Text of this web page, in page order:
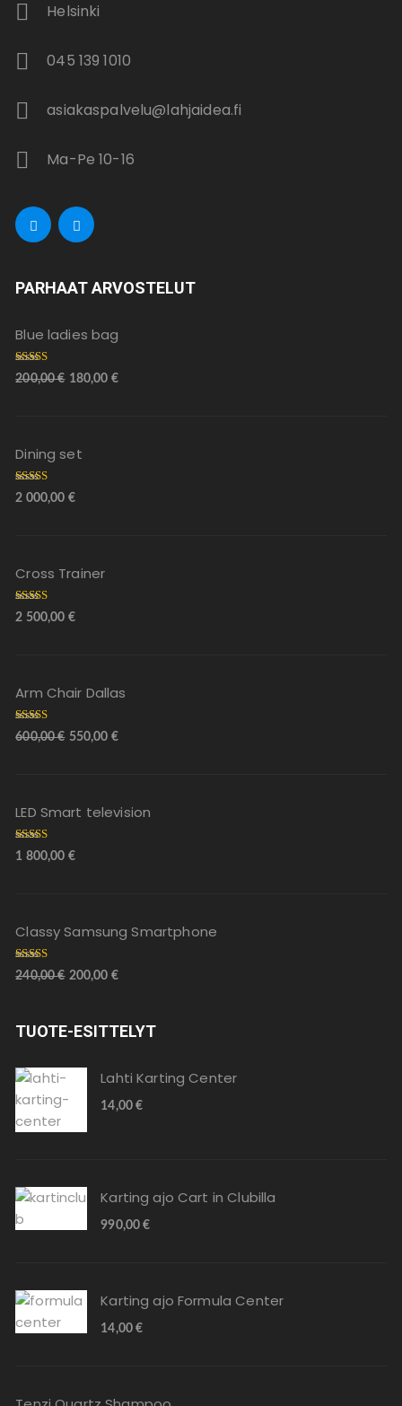
Helsinki
045 139 1010
asiakaspalvelu@lahjaidea.fi
Ma-Pe 10-16
PARHAAT ARVOSTELUT
Blue ladies bag
Arvostelu
tuotteesta:
200,00€ 180,00 €
Dining set
Arvostelu
tuotteesta:
2 000,00 €
Cross Trainer
Arvostelu
tuotteesta:
2 500,00 €
Arm Chair Dallas
Arvostelu
tuotteesta:
600,00€ 550,00 €
LED Smart television
Arvostelu
tuotteesta:
1 800,00 €
Classy Samsung Smartphone
Arvostelu
tuotteesta
240,00€ 200,00 €
TUOTE-ESITTELYT
Lahti Karting Center
14,00€
Karting ajo Cart in Clubilla
990,00€
Karting ajo Formula Center
14,00€